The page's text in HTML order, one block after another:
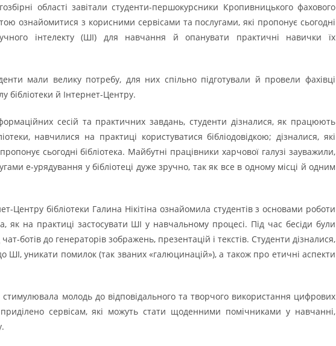
області завітали студенти-першокурсники Кропивницького фахового
ознайомитися з корисними сервісами та послугами, які пропонує сьогодні
інтелекту (ШІ) для навчання й опанувати практичні навички їх
мали велику потребу, для них спільно підготували й провели фахівці
бібліотеки й Інтернет-Центру.
сесій та практичних завдань, студенти дізналися, як працюють
навчилися на практиці користуватися бібліодовідкою; дізналися, які
сьогодні бібліотека. Майбутні працівники харчової галузі зауважили,
е-урядування у бібліотеці дуже зручно, так як все в одному місці й одним
Центру бібліотеки Галина Нікітіна ознайомила студентів з основами роботи
як на практиці застосувати ШІ у навчальному процесі. Під час бесіди були
ботів до генераторів зображень, презентацій і текстів. Студенти дізналися,
уникати помилок (так званих «галюцинацій»), а також про етичні аспекти
молодь до відповідального та творчого використання цифрових
сервісам, які можуть стати щоденними помічниками у навчанні,